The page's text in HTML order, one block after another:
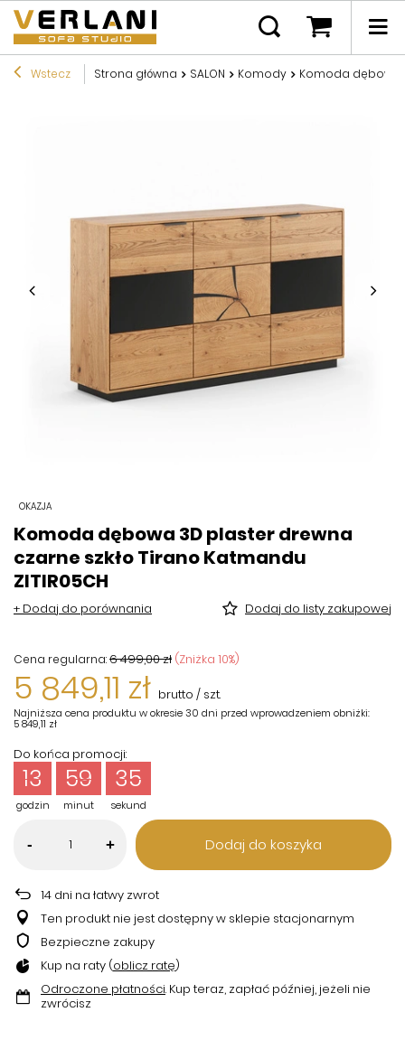
Wstecz Strona główna SALON Komody Komoda dębowa
OKAZJA
Komoda dębowa 3D plaster drewna
czarne szkło Tirano Katmandu
ZITIR05CH
+ Dodaj do porównania Dodaj do listy zakupowej
Cena regularna:6 499,00 zł (Zniżka 10%)
5 849,11 zł brutto / szt.
Najniższa cena produktu w okresie 30 dni przed wprowadzeniem obniżki:
5 849,11 zł
Do końca promocji:
godzin
13
minut
59
sekund
35
- + Dodaj do koszyka
14 dni na łatwy zwrot
Ten produkt nie jest dostępny w sklepie stacjonarnym
Bezpieczne zakupy
Kup na raty (oblicz ratę)
Odroczone płatności. Kup teraz, zapłać później, jeżeli nie
zwrócisz